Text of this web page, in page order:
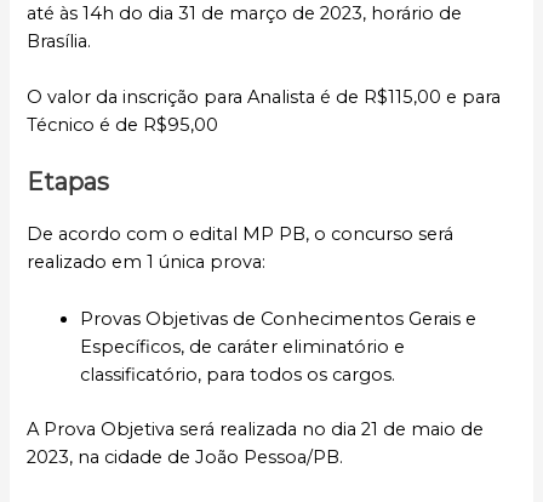
até às 14h do dia 31 de março de 2023, horário de
Brasília.
O valor da inscrição para Analista é de R$115,00 e para
Técnico é de R$95,00
Etapas
De acordo com o edital MP PB, o concurso será
realizado em 1 única prova:
Provas Objetivas de Conhecimentos Gerais e
Específicos, de caráter eliminatório e
classificatório, para todos os cargos.
A Prova Objetiva será realizada no dia 21 de maio de
2023, na cidade de João Pessoa/PB.